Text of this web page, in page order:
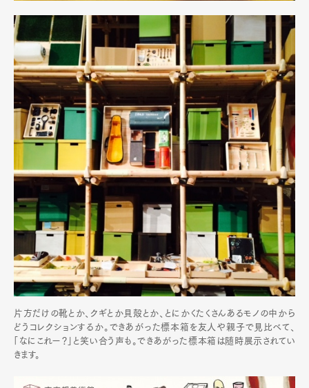
片方だけの靴とか、クギとか貝殻とか、とにかくたくさんあるモノの中から
どうコレクションするか。できあがった標本箱を友人や親子で見比べて、
「なにこれー？」と笑い合う声も。できあがった標本箱は随時展示されてい
きます。